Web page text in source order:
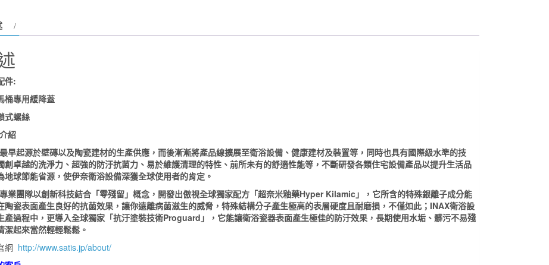
件:
桶專用緩降蓋
式螺絲
紹
早起源於壁磚以及陶瓷建材的生產供應，而後漸漸將產品線擴展至衛浴設備、健康建材及裝置等，同時也具有國際級水準的技
創卓越的洗淨力、超強的防汙抗菌力、易於維護清理的特性、前所未有的舒適性能等，不斷研發各類住宅設備產品以提升生活品
地球節能省源，使伊奈衛浴設備深獲全球使用者的肯定。
業團隊以創新科技結合「零殘留」概念，開發出傲視全球獨家配方「超奈米釉藥Hyper Kilamic」，它所含的特殊銀離子成分能
陶瓷表面產生良好的抗菌效果，讓你遠離病菌滋生的威脅，特殊結構分子產生極高的表層硬度且耐磨損，不僅如此；INAX衛浴設
產過程中，更導入全球獨家「抗汙塗裝技術Proguard」，它能讓衛浴瓷器表面產生極佳的防汙效果，長期使用水垢、髒污不易殘
潔起來當然輕輕鬆鬆。
網 http://www.satis.jp/about/